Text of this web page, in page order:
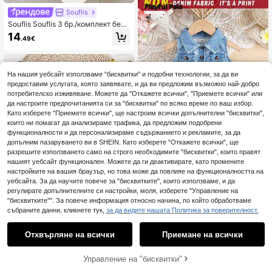
Souflis
Souflis Souflis 3 бр./комплект бебе
шки момчешки комплект в тъмно
синьо от лен с риза с яка и дълъг
рски стил, джентълмен облекло з
е, есенен
14.49€
Souflis
Souflis Souflis Елегантно зимно па
лто-рокля за бебе момичета в цв
ят камел, вълнена смес, за рожде
цветно, външен облекло
Playful Pals
EU Warehouse SHEIN Playful Pals 1 б
р. бебешка лятна рокля за момич
ета безB ръкави с реверен и копч
ета, от деним с принт с карикатур
ни животни, в бебешко синьо, еж
едневна, сладка, ретро, универса
лна, за фамилен комплект
8.99€
1
0
На нашия уебсайт използваме "бисквитки" и подобни технологии, за да ви
предоставим услугата, която заявявате, и да ви предложим възможно най-добро
потребителско изживяване. Можете да "Откажете всички", "Приемете всички" или
да настроите предпочитанията си за "бисквитки" по всяко време по ваш избор.
Като изберете "Приемете всички", ще настроим всички допълнителни "бисквитки",
които ни помагат да анализираме трафика, да предложим подобрени
функционалности и да персонализираме съдържанието и рекламите, за да
допълним пазаруването ви в SHEIN. Като изберете "Откажете всички", ще
разрешите използването само на строго необходимите "бисквитки", които правят
нашият уебсайт функционален. Можете да ги деактивирате, като промените
настройките на вашия браузър, но това може да повлияе на функционалността на
уебсайта. За да научите повече за "бисквитките", които използваме, и да
регулирате допълнителните си настройки, моля, изберете "Управление на
"бисквитките"". За повече информация относно начина, по който обработваме
събраните данни, кликнете тук, за да видите нашата Политика за поверителност.
Отхвърляне на всички Приемане на всички
Управление на "бисквитки"